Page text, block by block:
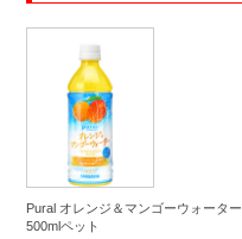
Pural オレンジ＆マンゴーウォーター
500mlペット